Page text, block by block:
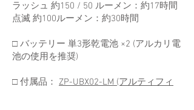
ラッシュ 約150 / 50 ルーメン：約17時間
点滅 約100ルーメン：約30時間
□ バッテリー 単3形乾電池 ×2 (アルカリ電
池の使用を推奨)
□ 付属品： ZP-UBX02-LM (アルティフィ